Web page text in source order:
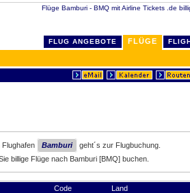
Flüge Bamburi - BMQ mit Airline Tickets .de
FLUG ANGEBOTE FLÜGE
Flughafen Bamburi
geht´s zur Flugbuchung.
billige Flüge nach Bamburi [BMQ] buchen.
Code Land